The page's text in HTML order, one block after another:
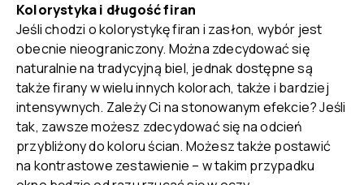
Kolorystyka i długość firan
Jeśli chodzi o kolorystykę firan i zasłon, wybór jest
obecnie nieograniczony. Można zdecydować się
naturalnie na tradycyjną biel, jednak dostępne są
także firany w wielu innych kolorach, także i bardziej
intensywnych. Zależy Ci na stonowanym efekcie? Jeśli
tak, zawsze możesz zdecydować się na odcień
przybliżony do koloru ścian. Możesz także postawić
na kontrastowe zestawienie – w takim przypadku